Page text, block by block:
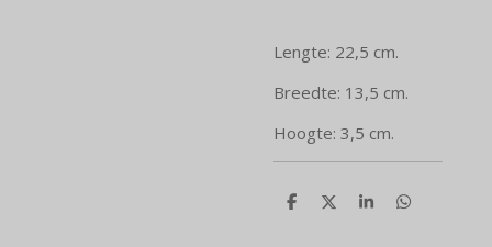
Lengte: 22,5 cm.
Breedte: 13,5 cm.
Hoogte: 3,5 cm.
D
D
S
D